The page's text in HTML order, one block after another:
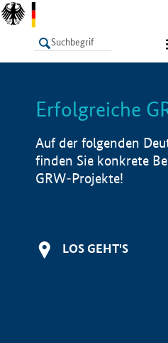
LISTE
Erfolgreiche
Auf der folgenden
finden Sie konkrete
GRW-Projekte!
LOS GEHT'S